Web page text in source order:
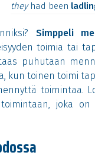
they had been
Simppeli
toimia tai
puhutaan
kun toinen toimi
toimintaa.
joka